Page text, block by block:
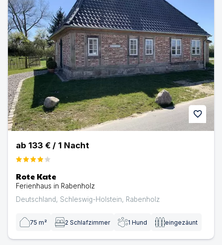
favorite
ab 133 € / 1 Nacht
Rote Kate
Ferienhaus in Rabenholz
Deutschland, Schleswig-Holstein, Rabenholz
75 m² 2 Schlafzimmer 1 Hund eingezäunt